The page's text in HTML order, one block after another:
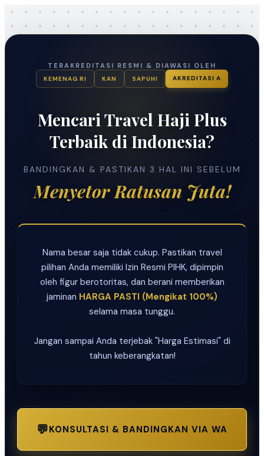
TERAKREDITASI RESMI & DIAWASI OLEH
KEMENAG RI KAN SAPUHI AKREDITASI A
Mencari Travel Haji Plus
Terbaik di Indonesia?
BANDINGKAN & PASTIKAN 3 HAL INI SEBELUM
Menyetor Ratusan Juta!
Nama besar saja tidak cukup. Pastikan travel
pilihan Anda memiliki Izin Resmi PIHK, dipimpin
oleh figur berotoritas, dan berani memberikan
jaminan HARGA PASTI (Mengikat 100%)
selama masa tunggu.
Jangan sampai Anda terjebak "Harga Estimasi" di
tahun keberangkatan!
💬KONSULTASI & BANDINGKAN VIA WA